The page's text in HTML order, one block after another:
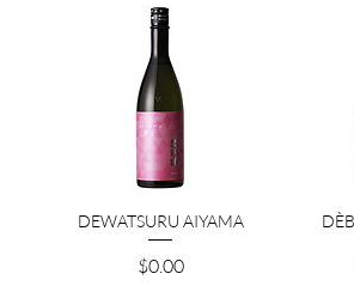
クイックビュー
DEWATSURU AIYAMA
価格
$0.00
ク